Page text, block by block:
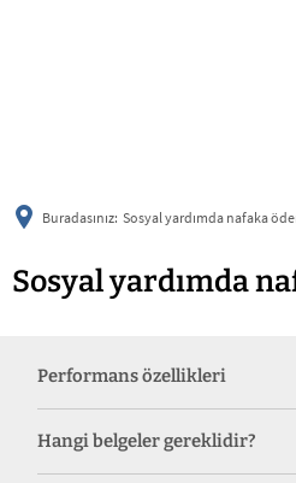
Buradasınız: Sosyal yardımda nafaka
Sosyal yardımda
Performans özellikleri
Hangi belgeler gereklidir?